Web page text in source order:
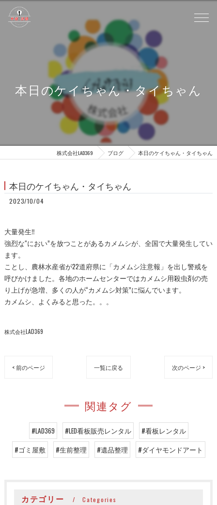
本日のケイちゃん・タイちゃん
株式会社LAD369 ブログ 本日のケイちゃん・タイちゃん
本日のケイちゃん・タイちゃん
2023/10/04
大量発生‼︎
強烈な“におい”を放つことがあるカメムシが、全国で大量発生してい
ます。
ことし、農林水産省が22道府県に「カメムシ注意報」を出し警戒を
呼びかけました。各地のホームセンターではカメムシ用殺虫剤の売
り上げが急増、多くの人が“カメムシ対策”に悩んでいます。
カメムシ、よくみると思った。。。
株式会社LAD369
< 前のページ 一覧に戻る 次のページ >
関連タグ
#LAD369 #LED看板販売レンタル
#看板レンタル
#ゴミ屋敷
#生前整理 #遺品整理 #ダイヤモンドアート
カテゴリー Categories